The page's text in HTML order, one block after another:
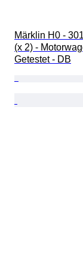
Märklin H0 -
(x 2) -
Getestet - DB